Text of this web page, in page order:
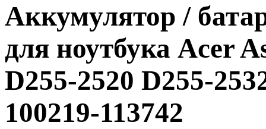
Аккумулятор /
для ноутбука Acer
D255-2520 D255-
100219-113742